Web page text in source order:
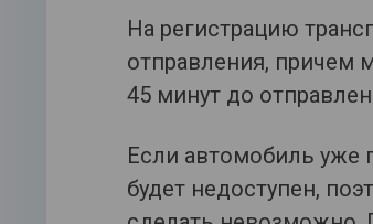
На регистрацию
отправления, причем
45 минут до
Если автомобиль уже
будет недоступен,